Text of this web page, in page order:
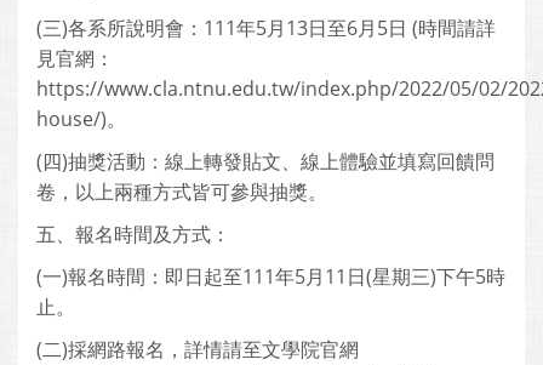
(三)各系所說明會：111年5月13日至6月5日 (時間請詳
見官網：
https://www.cla.ntnu.edu.tw/index.php/2022/05/02/
house/)。
(四)抽獎活動：線上轉發貼文、線上體驗並填寫回饋問
卷，以上兩種方式皆可參與抽獎。
五、報名時間及方式：
(一)報名時間：即日起至111年5月11日(星期三)下午5時
止。
(二)採網路報名，詳情請至文學院官網